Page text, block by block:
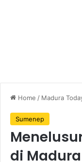
Home / Madura
Sumenep
di Madura